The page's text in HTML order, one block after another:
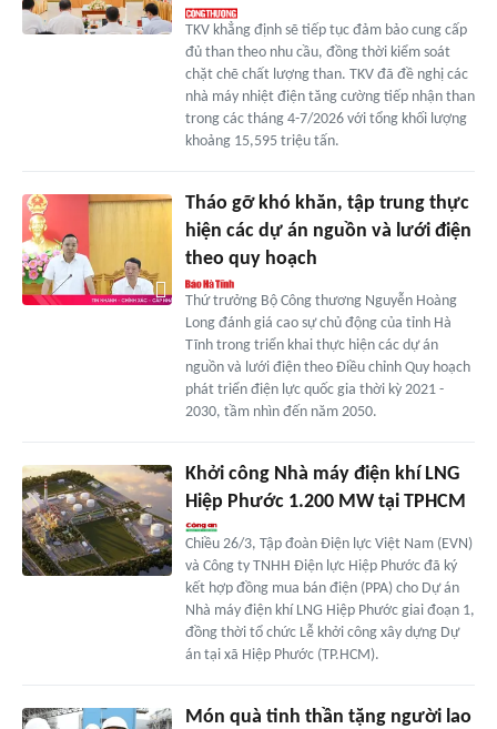
TKV khẳng định sẽ tiếp tục đảm bảo cung cấp
đủ than theo nhu cầu, đồng thời kiểm soát
chặt chẽ chất lượng than. TKV đã đề nghị các
nhà máy nhiệt điện tăng cường tiếp nhận than
trong các tháng 4-7/2026 với tổng khối lượng
khoảng 15,595 triệu tấn.
Tháo gỡ khó khăn, tập trung thực
hiện các dự án nguồn và lưới điện
theo quy hoạch
Thứ trưởng Bộ Công thương Nguyễn Hoàng
Long đánh giá cao sự chủ động của tỉnh Hà
Tĩnh trong triển khai thực hiện các dự án
nguồn và lưới điện theo Điều chỉnh Quy hoạch
phát triển điện lực quốc gia thời kỳ 2021 -
2030, tầm nhìn đến năm 2050.
Khởi công Nhà máy điện khí LNG
Hiệp Phước 1.200 MW tại TPHCM
Chiều 26/3, Tập đoàn Điện lực Việt Nam (EVN)
và Công ty TNHH Điện lực Hiệp Phước đã ký
kết hợp đồng mua bán điện (PPA) cho Dự án
Nhà máy điện khí LNG Hiệp Phước giai đoạn 1,
đồng thời tổ chức Lễ khởi công xây dựng Dự
án tại xã Hiệp Phước (TP.HCM).
Món quà tinh thần tặng người lao